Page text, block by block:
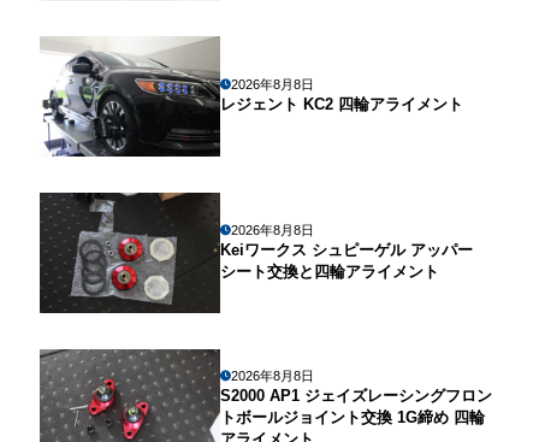
2026年8月8日
レジェント KC2 四輪アライメント
2026年8月8日
Keiワークス シュピーゲル アッパー
シート交換と四輪アライメント
2026年8月8日
S2000 AP1 ジェイズレーシングフロン
トボールジョイント交換 1G締め 四輪